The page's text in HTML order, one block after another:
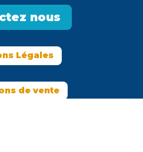
nous
Légales
de vente